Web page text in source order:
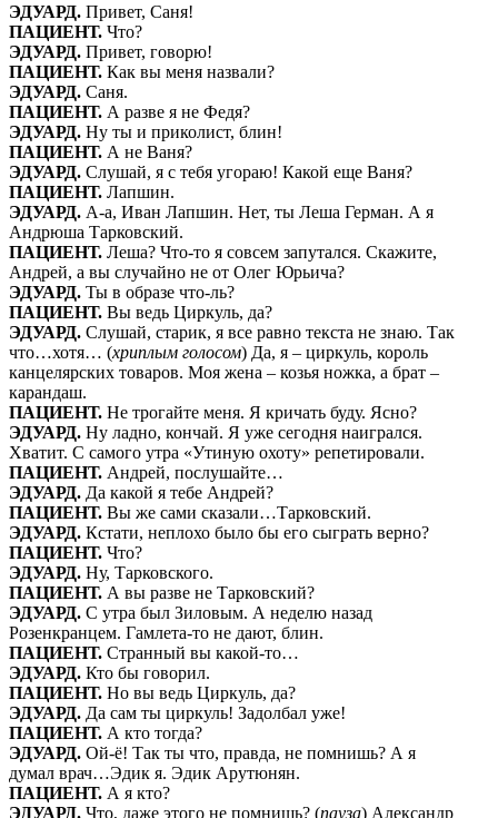
ЭДУАРД. Привет, Саня!
ПАЦИЕНТ. Что?
ЭДУАРД. Привет, говорю!
ПАЦИЕНТ. Как вы меня назвали?
ЭДУАРД. Саня.
ПАЦИЕНТ. А разве я не Федя?
ЭДУАРД. Ну ты и приколист, блин!
ПАЦИЕНТ. А не Ваня?
ЭДУАРД. Слушай, я с тебя угораю! Какой еще Ваня?
ПАЦИЕНТ. Лапшин.
ЭДУАРД. А-а, Иван Лапшин. Нет, ты Леша Герман. А я
Андрюша Тарковский.
ПАЦИЕНТ. Леша? Что-то я совсем запутался. Скажите,
Андрей, а вы случайно не от Олег Юрьича?
ЭДУАРД. Ты в образе что-ль?
ПАЦИЕНТ. Вы ведь Циркуль, да?
ЭДУАРД. Слушай, старик, я все равно текста не знаю. Так
что…хотя… (хриплым голосом) Да, я – циркуль, король
канцелярских товаров. Моя жена – козья ножка, а брат –
карандаш.
ПАЦИЕНТ. Не трогайте меня. Я кричать буду. Ясно?
ЭДУАРД. Ну ладно, кончай. Я уже сегодня наигрался.
Хватит. С самого утра «Утиную охоту» репетировали.
ПАЦИЕНТ. Андрей, послушайте…
ЭДУАРД. Да какой я тебе Андрей?
ПАЦИЕНТ. Вы же сами сказали…Тарковский.
ЭДУАРД. Кстати, неплохо было бы его сыграть верно?
ПАЦИЕНТ. Что?
ЭДУАРД. Ну, Тарковского.
ПАЦИЕНТ. А вы разве не Тарковский?
ЭДУАРД. С утра был Зиловым. А неделю назад
Розенкранцем. Гамлета-то не дают, блин.
ПАЦИЕНТ. Странный вы какой-то…
ЭДУАРД. Кто бы говорил.
ПАЦИЕНТ. Но вы ведь Циркуль, да?
ЭДУАРД. Да сам ты циркуль! Задолбал уже!
ПАЦИЕНТ. А кто тогда?
ЭДУАРД. Ой-ё! Так ты что, правда, не помнишь? А я
думал врач…Эдик я. Эдик Арутюнян.
ПАЦИЕНТ. А я кто?
ЭДУАРД. Что, даже этого не помнишь? (пауза) Александр